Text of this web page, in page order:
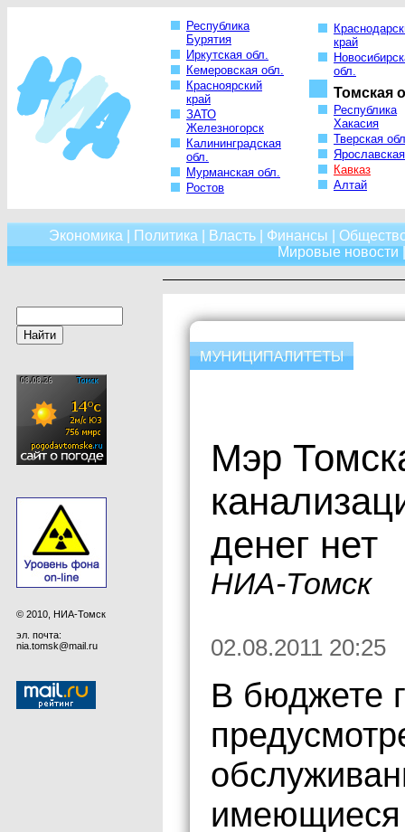
Республика
Бурятия
Иркутская обл.
Кемеровская обл.
Красноярский
край
ЗАТО
Железногорск
Калининградская
обл.
Мурманская обл.
Ростов
край
обл.
Томская
Республика
Хакасия
Тверская
Кавказ
Алтай
Экономика Политика Власть Финансы
Мировые новости
© 2010, НИА-Томск
эл. почта:
nia.tomsk@mail.ru
Мэр
денег нет
НИА-Томск
02.08.2011 20:25
В бюджете
имеющиеся